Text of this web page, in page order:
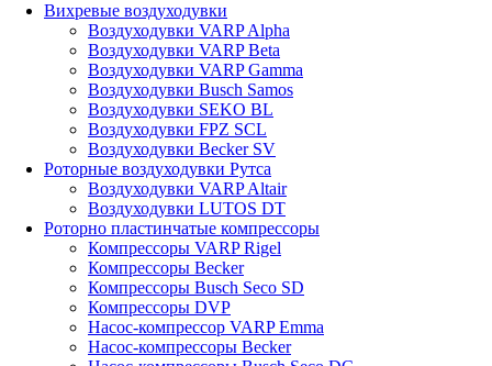
Вихревые воздуходувки
Воздуходувки VARP Alpha
Воздуходувки VARP Beta
Воздуходувки VARP Gamma
Воздуходувки Busch Samos
Воздуходувки SEKO BL
Воздуходувки FPZ SCL
Воздуходувки Becker SV
Роторные воздуходувки Рутса
Воздуходувки VARP Altair
Воздуходувки LUTOS DT
Роторно пластинчатые компрессоры
Компрессоры VARP Rigel
Компрессоры Becker
Компрессоры Busch Seco SD
Компрессоры DVP
Насос-компрессор VARP Emma
Насос-компрессоры Becker